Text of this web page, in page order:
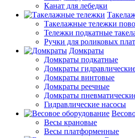
Канат для лебедки
Такелажные тележки
Тележки подкатные
Ручки для роликовых
Домкраты
Домкраты подкатные
Домкраты
Домкраты винтовые
Домкраты реечные
Домкраты
Гидравлические насосы
Весы крановые
Весы платформенные